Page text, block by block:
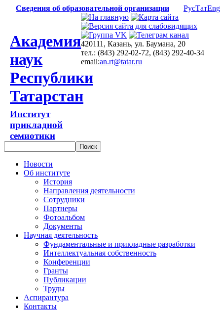
Сведения об образовательной организации РусТатEng
Академия
наук
Республики
Татарстан
Институт
прикладной
семиотики
420111, Казань, ул. Баумана, 20
тел.: (843) 292-02-72, (843) 292-40-34
email:an.rt@tatar.ru
Новости
Об институте
История
Направления деятельности
Сотрудники
Партнеры
Фотоальбом
Документы
Научная деятельность
Фундаментальные и прикладные разработки
Интеллектуальная собственность
Конференции
Гранты
Публикации
Труды
Аспирантура
Контакты